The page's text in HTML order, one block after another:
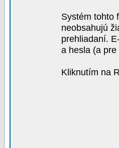
Systém tohto
neobsahujú
prehliadaní.
a hesla (a
Kliknutím na